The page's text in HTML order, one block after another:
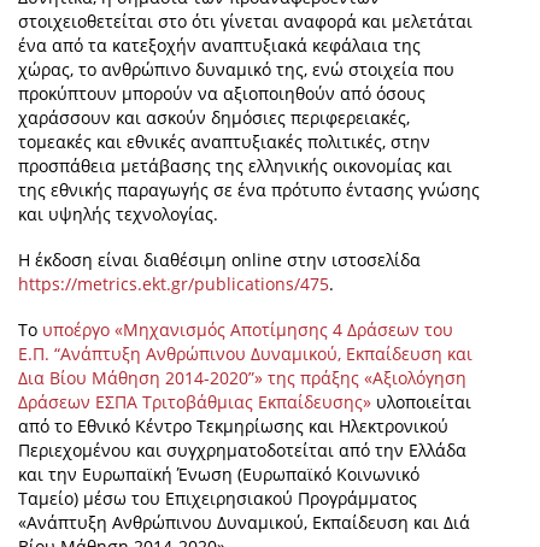
στοιχειοθετείται στο ότι γίνεται αναφορά και μελετάται
ένα από τα κατεξοχήν αναπτυξιακά κεφάλαια της
χώρας, το ανθρώπινο δυναμικό της, ενώ στοιχεία που
προκύπτουν μπορούν να αξιοποιηθούν από όσους
χαράσσουν και ασκούν δημόσιες περιφερειακές,
τομεακές και εθνικές αναπτυξιακές πολιτικές, στην
προσπάθεια μετάβασης της ελληνικής οικονομίας και
της εθνικής παραγωγής σε ένα πρότυπο έντασης γνώσης
και υψηλής τεχνολογίας.
Η έκδοση είναι διαθέσιμη online στην ιστοσελίδα
https://metrics.ekt.gr/publications/475.
Το υποέργο «Μηχανισμός Αποτίμησης 4 Δράσεων του
Ε.Π. “Ανάπτυξη Ανθρώπινου Δυναμικού, Εκπαίδευση και
Δια Βίου Μάθηση 2014-2020”» της πράξης «Αξιολόγηση
Δράσεων ΕΣΠΑ Τριτοβάθμιας Εκπαίδευσης» υλοποιείται
από το Εθνικό Κέντρο Τεκμηρίωσης και Ηλεκτρονικού
Περιεχομένου και συγχρηματοδοτείται από την Ελλάδα
και την Ευρωπαϊκή Ένωση (Ευρωπαϊκό Κοινωνικό
Ταμείο) μέσω του Επιχειρησιακού Προγράμματος
«Ανάπτυξη Ανθρώπινου Δυναμικού, Εκπαίδευση και Διά